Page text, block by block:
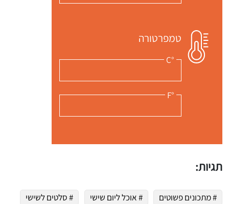
טמפרטורה
°C
°F
תגיות:
# מתכונים פשוטים # אוכל ליום שישי
# סלטים לשישי